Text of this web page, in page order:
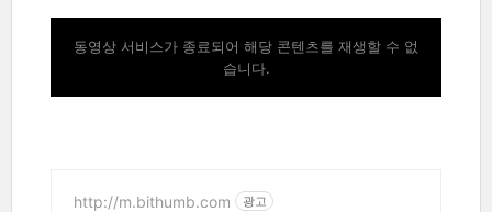
동영상 서비스가 종료되어 해당 콘텐츠를 재생할 수 없
습니다.
http://m.bithumb.com 광고